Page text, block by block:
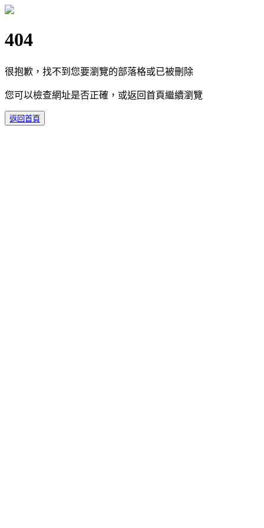
404
很抱歉，找不到您要瀏覽的部落格或已被刪除
您可以檢查網址是否正確，或返回首頁繼續瀏覽
返回首頁